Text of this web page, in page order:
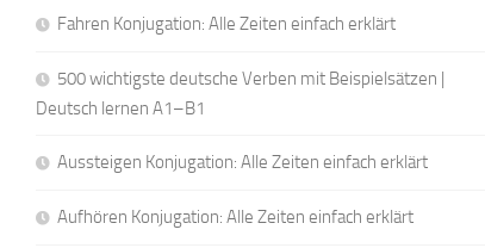
Fahren Konjugation: Alle Zeiten einfach erklärt
500 wichtigste deutsche Verben mit Beispielsätzen |
Deutsch lernen A1–B1
Aussteigen Konjugation: Alle Zeiten einfach erklärt
Aufhören Konjugation: Alle Zeiten einfach erklärt